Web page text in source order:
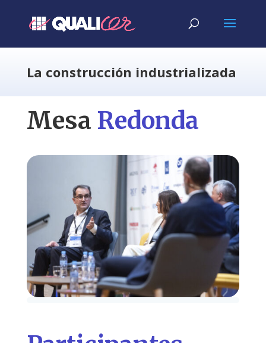
La construcción industrializada
Mesa Redonda